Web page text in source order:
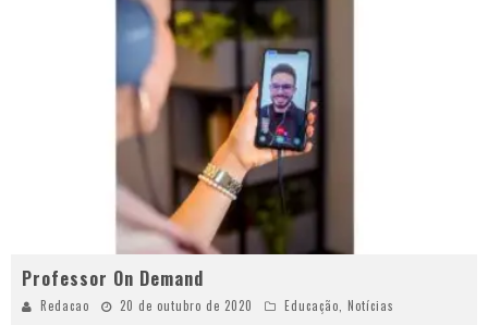
Professor On Demand
Redacao 20 de outubro de 2020 Educação, Notícias